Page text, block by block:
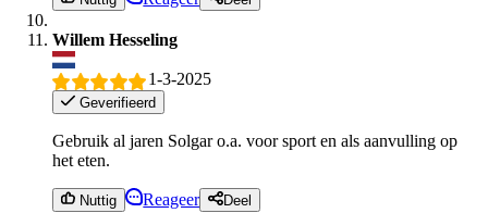
Willem Hesseling
1-3-2025
Geverifieerd
Gebruik al jaren Solgar o.a. voor sport en als aanvulling op
het eten.
Nuttig Reageer Deel